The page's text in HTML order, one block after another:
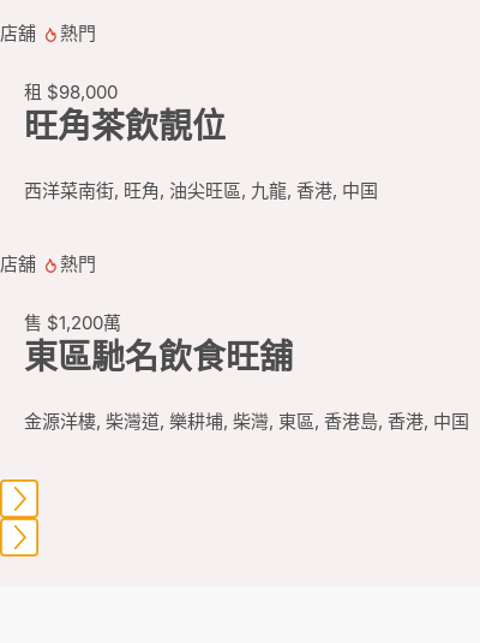
店舖 熱門
租 $98,000
旺角茶飲靚位
西洋菜南街, 旺角, 油尖旺區, 九龍, 香港, 中国
店舖 熱門
售 $1,200萬
東區馳名飲食旺舖
金源洋樓, 柴灣道, 樂耕埔, 柴灣, 東區, 香港島, 香港, 中国